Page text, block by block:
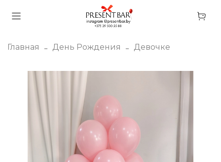
Главная День Рождения Девочке